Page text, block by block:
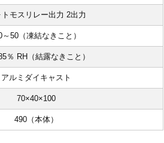
トモスリレー出力 2出力
～50（凍結なきこと）
％ RH（結露なきこと）
アルミダイキャスト
70×40×100
490（本体）